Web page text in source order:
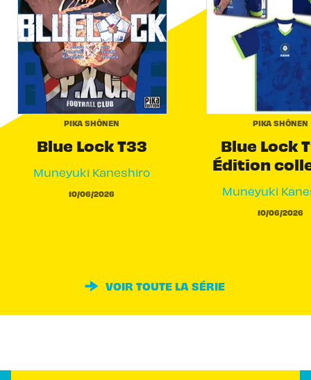
PIKA SHÔNEN
Blue Lock T33
Muneyuki Kaneshiro
10/06/2026
PIKA SHÔNEN
Blue Lock
Édition
Muneyuki
10/06/2026
VOIR TOUTE LA SÉRIE